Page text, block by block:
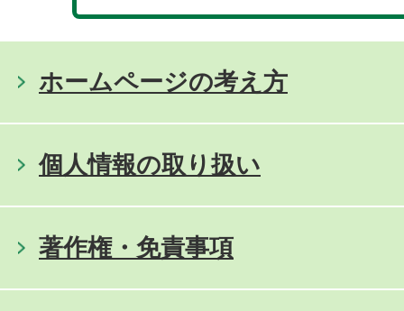
ホームページの考え方
個人情報の取り扱い
著作権・免責事項